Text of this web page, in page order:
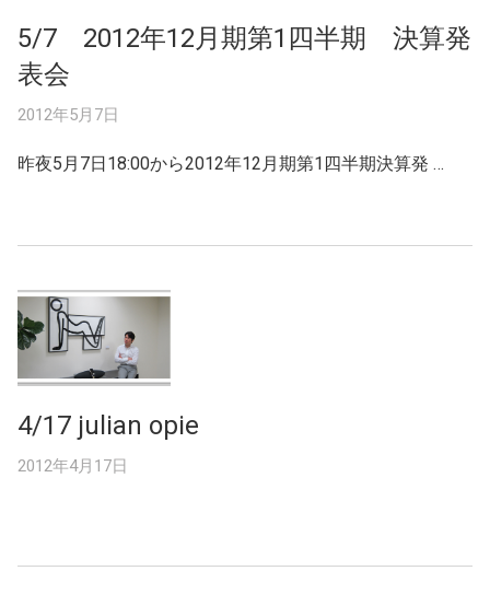
5/7 2012年12月期第1四半期 決算発
表会
2012年5月7日
昨夜5月7日18:00から2012年12月期第1四半期決算発 …
4/17 julian opie
2012年4月17日